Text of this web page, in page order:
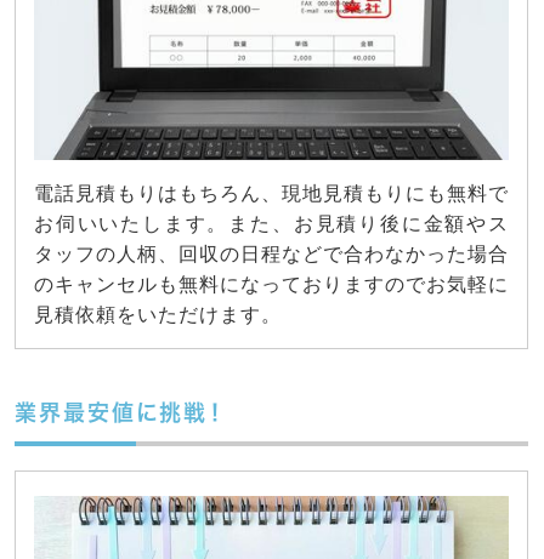
電話見積もりはもちろん、現地見積もりにも無料で
お伺いいたします。また、お見積り後に金額やス
タッフの人柄、回収の日程などで合わなかった場合
のキャンセルも無料になっておりますのでお気軽に
見積依頼をいただけます。
業界最安値に挑戦！